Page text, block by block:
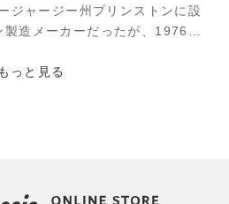
ジャージー州プリンストンに設
造メーカーだったが、1976年
名器「グラファイト」を開発。
ナー(アメリカ)、パブロ・アン
もっと見る